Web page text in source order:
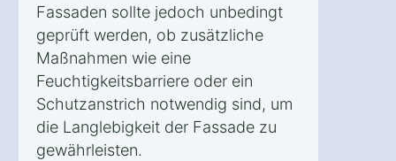
Fassaden sollte jedoch unbedingt
geprüft werden, ob zusätzliche
Maßnahmen wie eine
Feuchtigkeitsbarriere oder ein
Schutzanstrich notwendig sind, um
die Langlebigkeit der Fassade zu
gewährleisten.